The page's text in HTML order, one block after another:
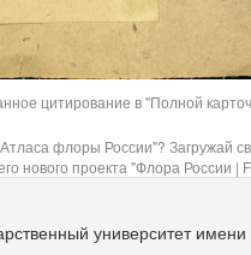
цитирование в "Полной
флоры России"? Загружай
нового проекта "Флора России |
университет